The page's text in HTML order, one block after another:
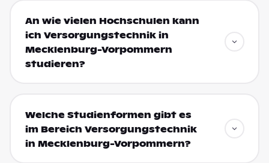
An wie vielen Hochschulen kann
ich Versorgungstechnik in
Mecklenburg-Vorpommern
studieren?
Welche Studienformen gibt es
im Bereich Versorgungstechnik
in Mecklenburg-Vorpommern?